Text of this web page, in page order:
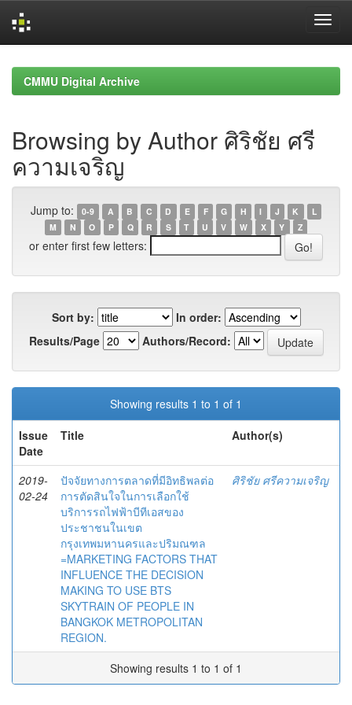
navigationCMMU Digital Archive
Browsing by Author ศิริชัย ศรี
ความเจริญ
Jump to: 0-9 A B C D E F G H I J K
L
M
N O P Q R S T U V W X Y Z
or enter first few letters:
Sort by:
In order:
Results/Page
Authors/Record:
Showing results 1 to 1 of 1
Issue
Date
Title Author(s)
2019-
02-24
ปัจจัยทางการตลาดที่มีอิทธิพลต่อ
การตัดสินใจในการเลือกใช้
บริการรถไฟฟ้าบีทีเอสของ
ประชาชนในเขต
กรุงเทพมหานครและปริมณฑล
=MARKETING FACTORS THAT
INFLUENCE THE DECISION
MAKING TO USE BTS
SKYTRAIN OF PEOPLE IN
BANGKOK METROPOLITAN
REGION.
ศิริชัย ศรีความเจริญ
Showing results 1 to 1 of 1